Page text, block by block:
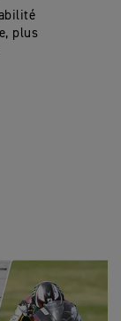
plus